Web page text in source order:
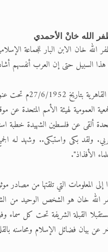
الله خانْ الأحمدي
خان الابن البار للجماعة
هذا السبيل حتى إن العرب أنفسهم
يفخر بها الشرق" ما يلي:
العمومية لهيئة الأمم المتحدة
ألقى عن فلسطين الشهيدة
ولقد بكى واستبكى.. وشهد
الأفذاذ".
المعلومات التي تلقتها من مصادر
الله خان هو الشخص الوحيد من
القبلة الشريفة تحت كل
عن بيان فضائل الإسلام ومحاسنه